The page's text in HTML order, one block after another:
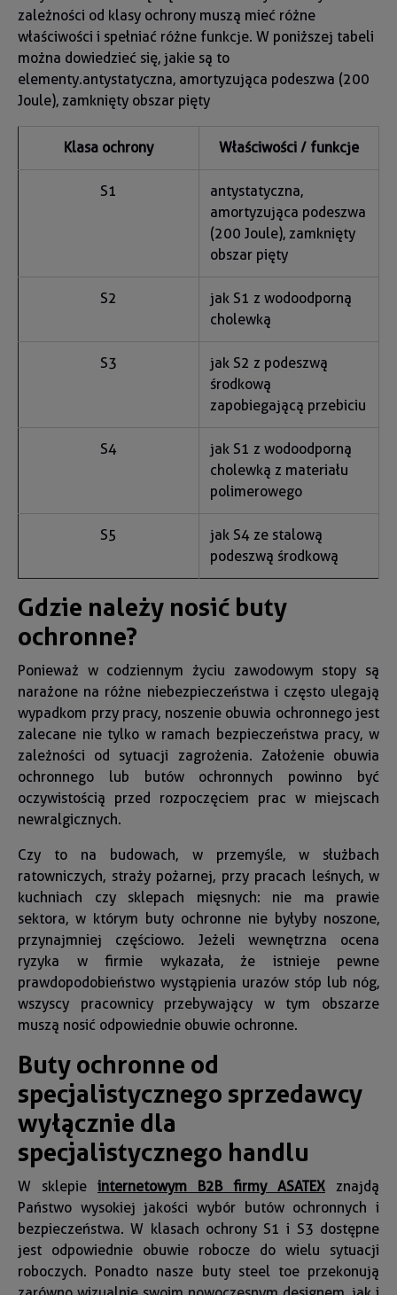
zależności od klasy ochrony muszą mieć różne
właściwości i spełniać różne funkcje. W poniższej tabeli
można dowiedzieć się, jakie są to
elementy.antystatyczna, amortyzująca podeszwa (200
Joule), zamknięty obszar pięty
Klasa ochrony Właściwości / funkcje
S1
antystatyczna,
amortyzująca podeszwa
(200 Joule), zamknięty
obszar pięty
S2
jak S1 z wodoodporną
cholewką
S3
jak S2 z podeszwą
środkową
zapobiegającą przebiciu
S4
jak S1 z wodoodporną
cholewką z materiału
polimerowego
S5
jak S4 ze stalową
podeszwą środkową
Gdzie należy nosić buty
ochronne?
Ponieważ w codziennym życiu zawodowym stopy są
narażone na różne niebezpieczeństwa i często ulegają
wypadkom przy pracy, noszenie obuwia ochronnego jest
zalecane nie tylko w ramach bezpieczeństwa pracy, w
zależności od sytuacji zagrożenia. Założenie obuwia
ochronnego lub butów ochronnych powinno być
oczywistością przed rozpoczęciem prac w miejscach
newralgicznych.
Czy to na budowach, w przemyśle, w służbach
ratowniczych, straży pożarnej, przy pracach leśnych, w
kuchniach czy sklepach mięsnych: nie ma prawie
sektora, w którym buty ochronne nie byłyby noszone,
przynajmniej częściowo. Jeżeli wewnętrzna ocena
ryzyka w firmie wykazała, że istnieje pewne
prawdopodobieństwo wystąpienia urazów stóp lub nóg,
wszyscy pracownicy przebywający w tym obszarze
muszą nosić odpowiednie obuwie ochronne.
Buty ochronne od
specjalistycznego sprzedawcy
wyłącznie dla
specjalistycznego handlu
W sklepie internetowym B2B firmy ASATEX znajdą
Państwo wysokiej jakości wybór butów ochronnych i
bezpieczeństwa. W klasach ochrony S1 i S3 dostępne
jest odpowiednie obuwie robocze do wielu sytuacji
roboczych. Ponadto nasze buty steel toe przekonują